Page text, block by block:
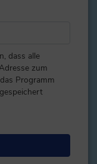
dass alle
zum
Programm